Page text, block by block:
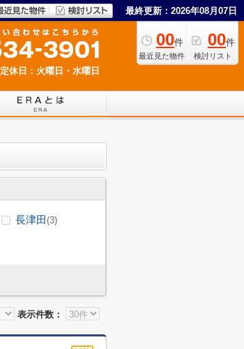
最終更新：2026年08月07日
00件
最近見た物件
00件
検討リスト
定休日：火曜日・水曜日
長津田(3)
表示件数：